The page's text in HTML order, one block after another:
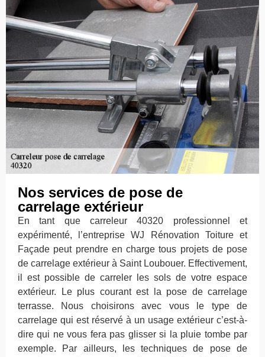
Nos services de pose de
carrelage extérieur
En tant que carreleur 40320 professionnel et
expérimenté, l’entreprise WJ Rénovation Toiture et
Façade peut prendre en charge tous projets de pose
de carrelage extérieur à Saint Loubouer. Effectivement,
il est possible de carreler les sols de votre espace
extérieur. Le plus courant est la pose de carrelage
terrasse. Nous choisirons avec vous le type de
carrelage qui est réservé à un usage extérieur c’est-à-
dire qui ne vous fera pas glisser si la pluie tombe par
exemple. Par ailleurs, les techniques de pose de